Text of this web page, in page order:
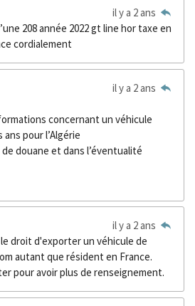
il y a 2 ans
208 année 2022 gt line hor taxe en
cordialement
il y a 2 ans
concernant un véhicule
pour l’Algérie
douane et dans l’éventualité
il y a 2 ans
droit d'exporter un véhicule de
autant que résident en France.
pour avoir plus de renseignement.